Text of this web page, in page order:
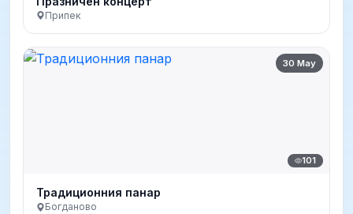
Припек
30 May
101
Традиционния панар
Богданово